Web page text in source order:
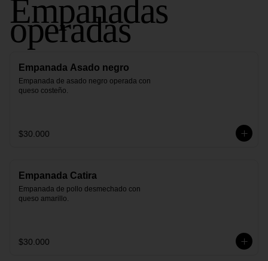
Empanadas
operadas
Empanada Asado negro
Empanada de asado negro operada con
queso costeño.
$30.000
Empanada Catira
Empanada de pollo desmechado con
queso amarillo.
$30.000